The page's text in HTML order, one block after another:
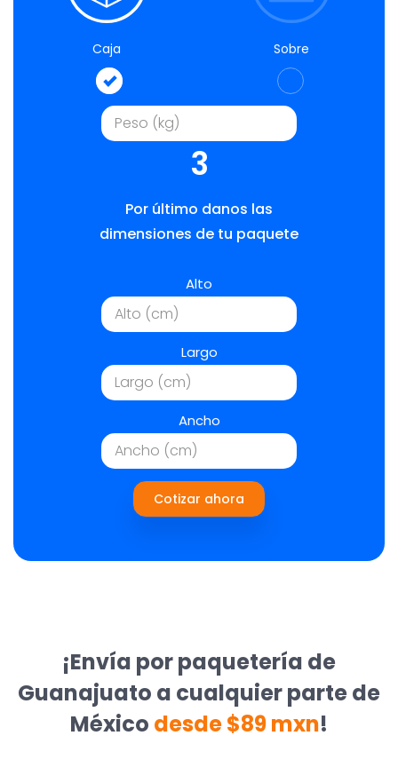
Caja Sobre
3
Por último danos las
dimensiones de tu paquete
Alto
Largo
Ancho
Cotizar ahora
¡Envía por paquetería de
Guanajuato a cualquier parte de
México desde $89 mxn!